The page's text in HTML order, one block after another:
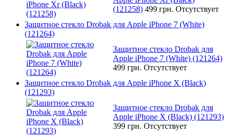
(121258) 499 грн. Отсутствует
Защитное стекло Drobak для Apple iPhone 7 (White)
(121264)
Защитное стекло Drobak для
Apple iPhone 7 (White) (121264)
499 грн. Отсутствует
Защитное стекло Drobak для Apple iPhone X (Black)
(121293)
Защитное стекло Drobak для
Apple iPhone X (Black) (121293)
399 грн. Отсутствует